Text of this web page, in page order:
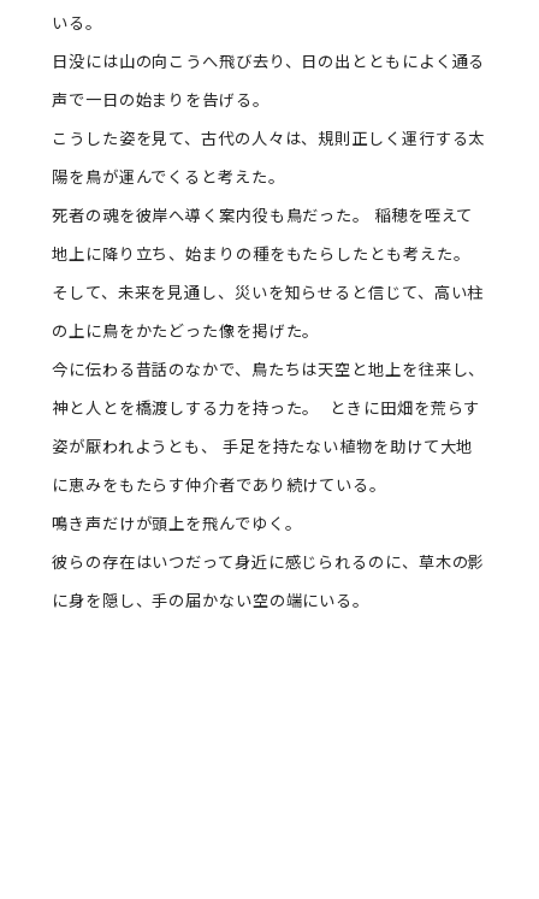
いる。
日没には山の向こうへ飛び去り、日の出とともによく通る
声で一日の始まりを告げる。
こうした姿を見て、古代の人々は、規則正しく運行する太
陽を鳥が運んでくると考えた。
死者の魂を彼岸へ導く案内役も鳥だった。 稲穂を咥えて
地上に降り立ち、始まりの種をもたらしたとも考えた。
そして、未来を見通し、災いを知らせると信じて、高い柱
の上に鳥をかたどった像を掲げた。
今に伝わる昔話のなかで、鳥たちは天空と地上を往来し、
神と人とを橋渡しする力を持った。 ときに田畑を荒らす
姿が厭われようとも、 手足を持たない植物を助けて大地
に恵みをもたらす仲介者であり続けている。
鳴き声だけが頭上を飛んでゆく。
彼らの存在はいつだって身近に感じられるのに、草木の影
に身を隠し、手の届かない空の端にいる。